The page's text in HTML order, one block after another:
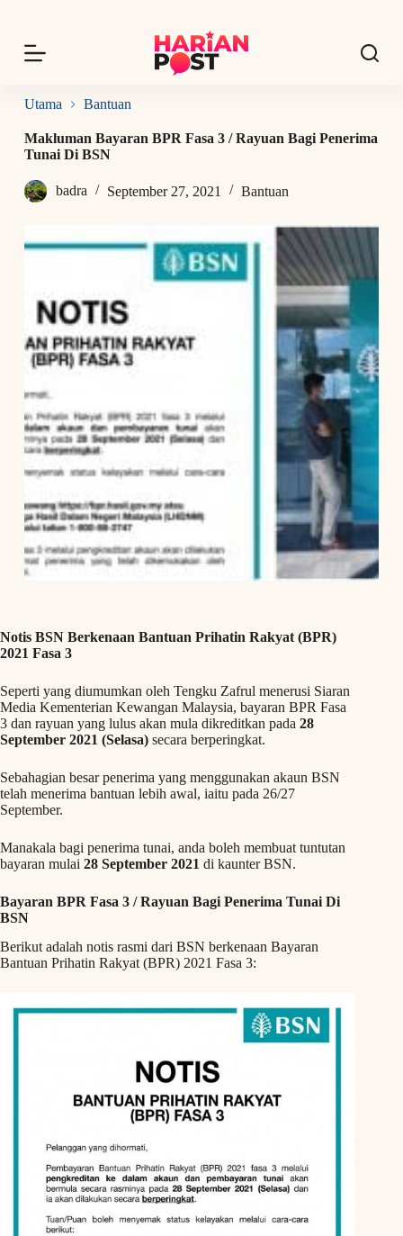
p
o
o
n
n
Utama Bantuan
Makluman Bayaran BPR Fasa 3 / Rayuan Bagi Penerima
Tunai Di BSN
badra September 27, 2021 Bantuan
Notis BSN Berkenaan Bantuan Prihatin Rakyat (BPR)
2021 Fasa 3
Seperti yang diumumkan oleh Tengku Zafrul menerusi Siaran
Media Kementerian Kewangan Malaysia, bayaran BPR Fasa
3 dan rayuan yang lulus akan mula dikreditkan pada 28
September 2021 (Selasa) secara berperingkat.
Sebahagian besar penerima yang menggunakan akaun BSN
telah menerima bantuan lebih awal, iaitu pada 26/27
September.
Manakala bagi penerima tunai, anda boleh membuat tuntutan
bayaran mulai 28 September 2021 di kaunter BSN.
Bayaran BPR Fasa 3 / Rayuan Bagi Penerima Tunai Di
BSN
Berikut adalah notis rasmi dari BSN berkenaan Bayaran
Bantuan Prihatin Rakyat (BPR) 2021 Fasa 3: